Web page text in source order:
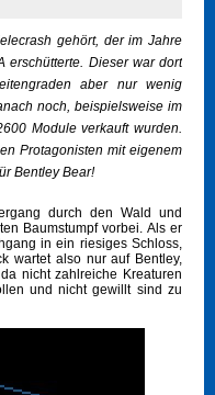
gehört, der im Jahre
erschütterte. Dieser war dort
aber nur wenig
noch, beispielsweise im
Module verkauft wurden.
Protagonisten mit eigenem
Bentley Bear!
durch den Wald und
Baumstumpf vorbei. Als er
in ein riesiges Schloss,
wartet also nur auf Bentley,
nicht zahlreiche Kreaturen
und nicht gewillt sind zu